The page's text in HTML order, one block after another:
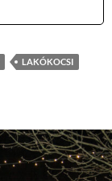
LAKÓKOCSI